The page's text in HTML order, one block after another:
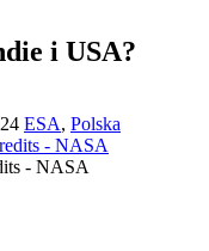
i USA?
ESA, Polska
- NASA